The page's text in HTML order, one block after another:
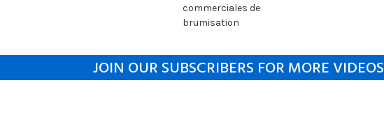
commerciales de
brumisation
JOIN OUR SUBSCRIBERS FOR MORE VIDEOS